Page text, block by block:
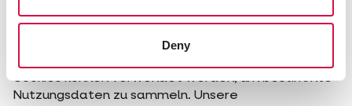
Deny
Sie sollten diese Cookie Policy immer zusammen mit
unserer Datenschutzerklärung lesen.
Cookies können verwendet werden, um bestimmte
Nutzungsdaten zu sammeln. Unsere